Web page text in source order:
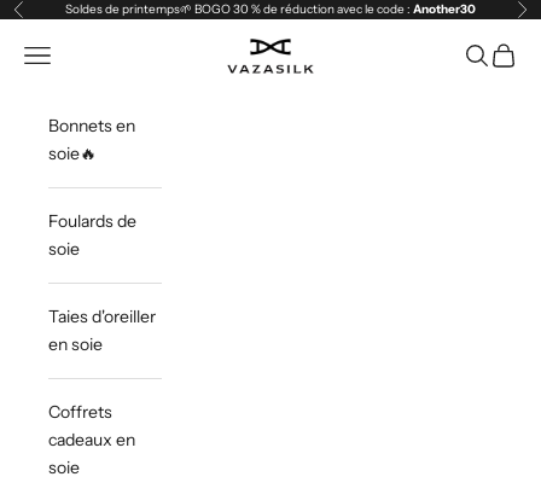
Passer au contenu
PrécédentSoldes de printemps🌱 BOGO 30 % de réduction avec le code : Another30
VAZASILK
Ouvrir la navigation Ouvrir la
Voir
Bonnets en
soie🔥
Foulards de
soie
Taies d'oreiller
en soie
Coffrets
cadeaux en
soie